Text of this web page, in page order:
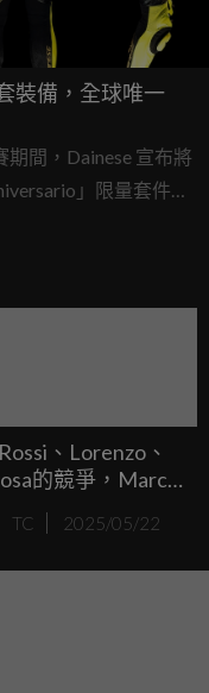
裝備，全球唯一
間，Dainese 宣布將
」限量套件編
的核心物件。這筆
安全計畫」，幫助全
、Lorenzo、
的競爭，Marc
：要跟上他們，
用完美的方式騎
TC 2025/05/22